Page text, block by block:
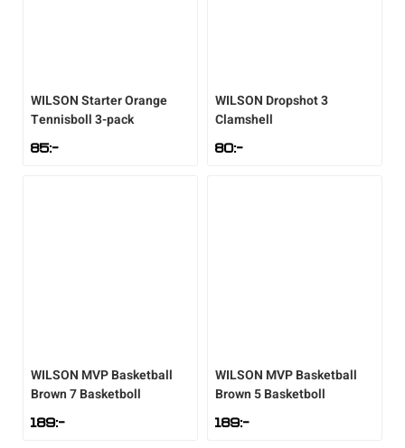
WILSONStarter Orange
Tennisboll 3-pack
85:-
WILSON Dropshot 3
Clamshell
80:-
WILSON MVP Basketball
Brown 7 Basketboll
189:-
WILSON MVP Basketball
Brown 5 Basketboll
189:-